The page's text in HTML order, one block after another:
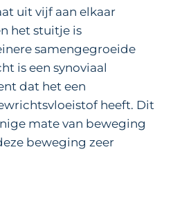
uit vijf aan elkaar
het stuitje is
samengegroeide
is een synoviaal
dat het een
heeft. Dit
mate van beweging
beweging zeer